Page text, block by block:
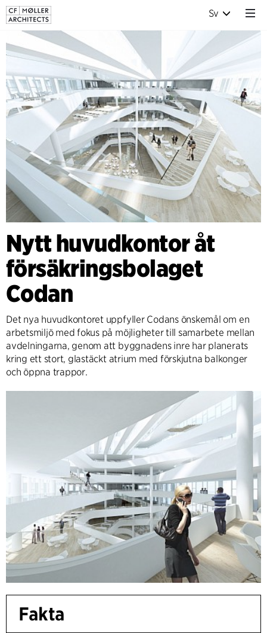
Sv
Nytt huvudkontor åt
försäkringsbolaget
Codan
Det nya huvudkontoret uppfyller Codans önskemål om en
arbetsmiljö med fokus på möjligheter till samarbete mellan
avdelningarna, genom att byggnadens inre har planerats
kring ett stort, glastäckt atrium med förskjutna balkonger
och öppna trappor.
Fakta